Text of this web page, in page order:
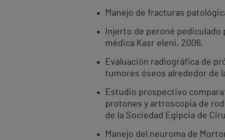
Manejo de fracturas
Injerto de peroné
médica Kasr eleni, 2006.
Evaluación radiográfica de
tumores óseos alrededor de
Estudio prospectivo
protones y artroscopia de
de la Sociedad Egipcia de
Manejo del neuroma de